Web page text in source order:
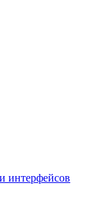
интерфейсов